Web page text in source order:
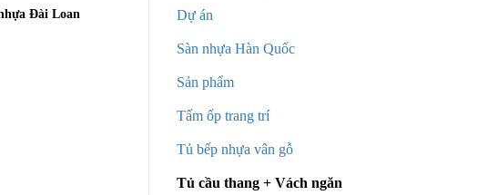
Dự án
Sàn nhựa Hàn Quốc
Sản phẩm
Tấm ốp trang trí
Tủ bếp nhựa vân gỗ
Tủ cầu thang + Vách ngăn
Đài Loan